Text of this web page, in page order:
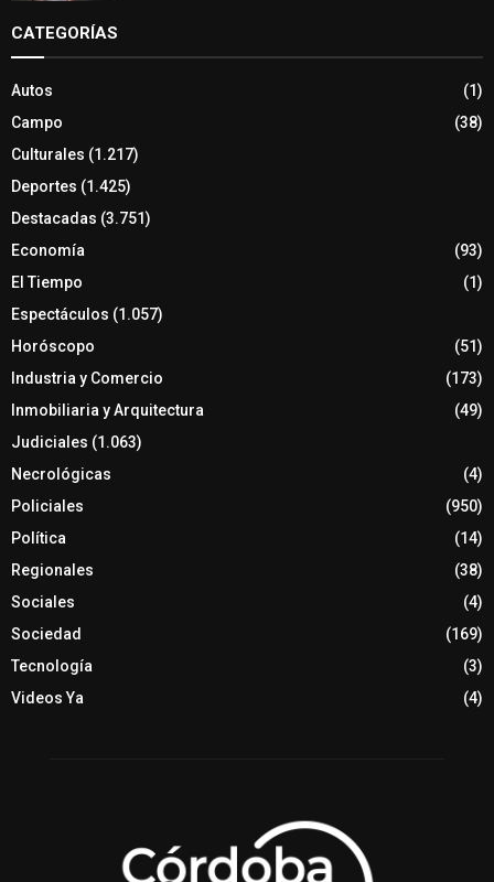
CATEGORÍAS
Autos
(1)
Campo
(38)
Culturales (1.217)
Deportes (1.425)
Destacadas (3.751)
Economía
(93)
El Tiempo
(1)
Espectáculos (1.057)
Horóscopo
(51)
Industria y Comercio
(173)
Inmobiliaria y Arquitectura
(49)
Judiciales (1.063)
Necrológicas
(4)
Policiales
(950)
Política
(14)
Regionales
(38)
Sociales
(4)
Sociedad
(169)
Tecnología
(3)
Videos Ya
(4)